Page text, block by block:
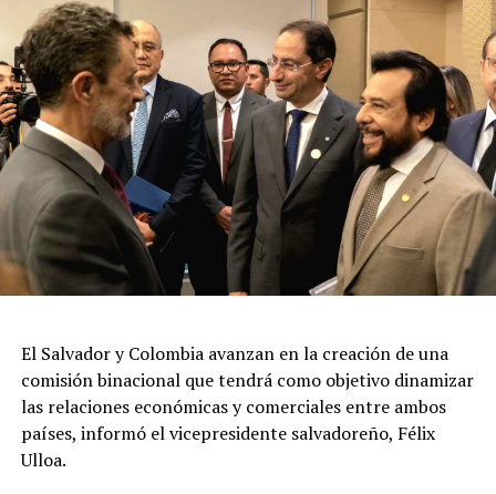
El Salvador y Colombia avanzan en la creación de una
comisión binacional que tendrá como objetivo dinamizar
las relaciones económicas y comerciales entre ambos
países, informó el vicepresidente salvadoreño, Félix
Ulloa.